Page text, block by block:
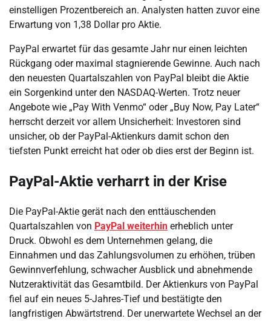
einstelligen Prozentbereich an. Analysten hatten zuvor eine
Erwartung von 1,38 Dollar pro Aktie.
PayPal erwartet für das gesamte Jahr nur einen leichten
Rückgang oder maximal stagnierende Gewinne. Auch nach
den neuesten Quartalszahlen von PayPal bleibt die Aktie
ein Sorgenkind unter den NASDAQ-Werten. Trotz neuer
Angebote wie „Pay With Venmo“ oder „Buy Now, Pay Later“
herrscht derzeit vor allem Unsicherheit: Investoren sind
unsicher, ob der PayPal-Aktienkurs damit schon den
tiefsten Punkt erreicht hat oder ob dies erst der Beginn ist.
PayPal-Aktie verharrt in der Krise
Die PayPal-Aktie gerät nach den enttäuschenden
Quartalszahlen von PayPal weiterhin erheblich unter
Druck. Obwohl es dem Unternehmen gelang, die
Einnahmen und das Zahlungsvolumen zu erhöhen, trüben
Gewinnverfehlung, schwacher Ausblick und abnehmende
Nutzeraktivität das Gesamtbild. Der Aktienkurs von PayPal
fiel auf ein neues 5-Jahres-Tief und bestätigte den
langfristigen Abwärtstrend. Der unerwartete Wechsel an der